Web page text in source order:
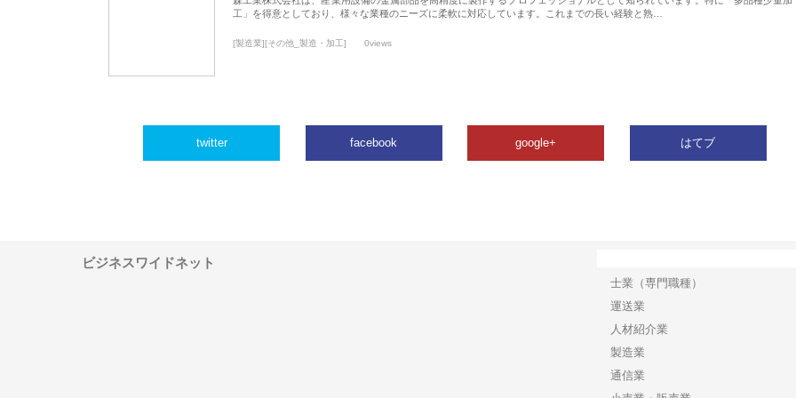
工」を得意としており、様々な業種のニーズに柔軟に対応しています。これまでの長い経験と熟…
[製造業][その他_製造・加工] 0views
twitter facebook google+ はてブ
ビジネスワイドネット
士業（専門職種）
運送業
人材紹介業
製造業
通信業